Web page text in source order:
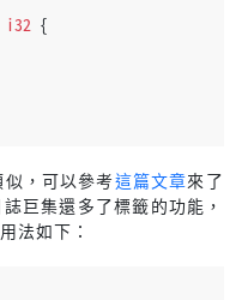
i32 {
似，可以參考這篇文章來了
巨集還多了標籤的功能，
法如下：